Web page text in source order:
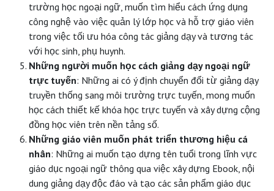
trường học ngoại ngữ, muốn tìm hiểu cách ứng dụng
công nghệ vào việc quản lý lớp học và hỗ trợ giáo viên
trong việc tối ưu hóa công tác giảng dạy và tương tác
với học sinh, phụ huynh.
Những người muốn học cách giảng dạy ngoại ngữ
trực tuyến: Những ai có ý định chuyển đổi từ giảng dạy
truyền thống sang môi trường trực tuyến, mong muốn
học cách thiết kế khóa học trực tuyến và xây dựng cộng
đồng học viên trên nền tảng số.
Những giáo viên muốn phát triển thương hiệu cá
nhân: Những ai muốn tạo dựng tên tuổi trong lĩnh vực
giáo dục ngoại ngữ thông qua việc xây dựng Ebook, nội
dung giảng dạy độc đáo và tạo các sản phẩm giáo dục